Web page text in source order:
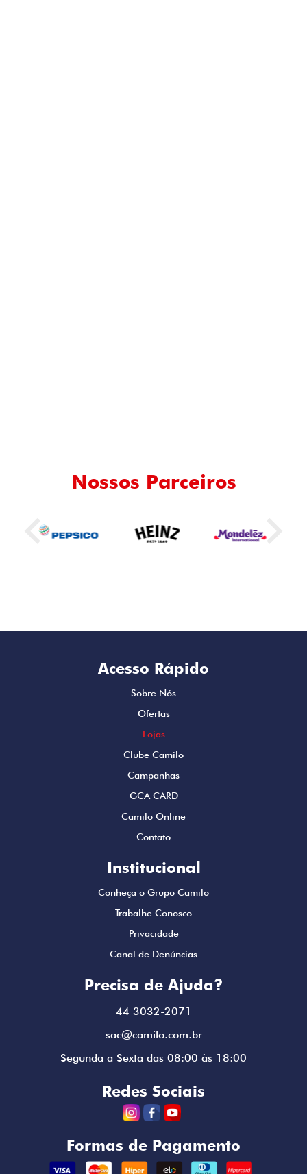
Nossos Parceiros
Acesso Rápido
Sobre Nós
Ofertas
Lojas
Clube Camilo
Campanhas
GCA CARD
Camilo Online
Contato
Institucional
Conheça o Grupo Camilo
Trabalhe Conosco
Privacidade
Canal de Denúncias
Precisa de Ajuda?
44 3032-2071
sac@camilo.com.br
Segunda a Sexta das 08:00 às 18:00
Redes Sociais
Formas de Pagamento